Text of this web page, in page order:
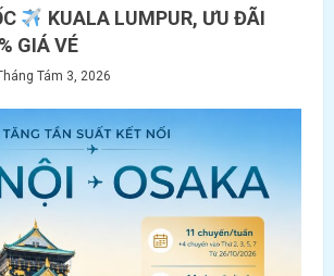
KUALA LUMPUR, ƯU ĐÃI
GIÁ VÉ
Tám 3, 2026